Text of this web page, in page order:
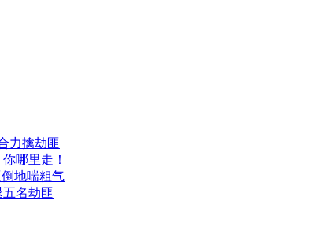
死亡
样多
力擒劫匪
哪里走！
地喘粗气
名劫匪